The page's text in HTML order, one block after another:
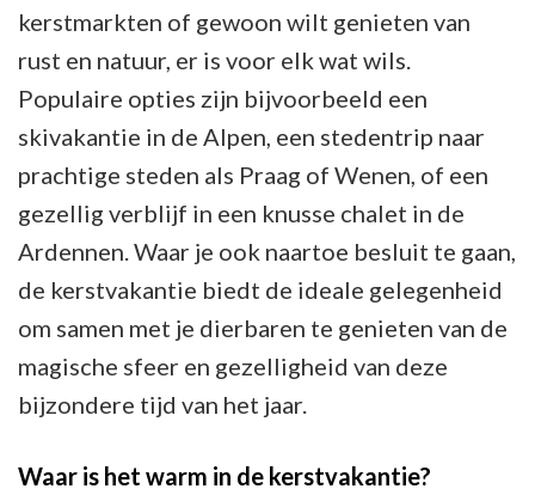
kerstmarkten of gewoon wilt genieten van
rust en natuur, er is voor elk wat wils.
Populaire opties zijn bijvoorbeeld een
skivakantie in de Alpen, een stedentrip naar
prachtige steden als Praag of Wenen, of een
gezellig verblijf in een knusse chalet in de
Ardennen. Waar je ook naartoe besluit te gaan,
de kerstvakantie biedt de ideale gelegenheid
om samen met je dierbaren te genieten van de
magische sfeer en gezelligheid van deze
bijzondere tijd van het jaar.
Waar is het warm in de kerstvakantie?